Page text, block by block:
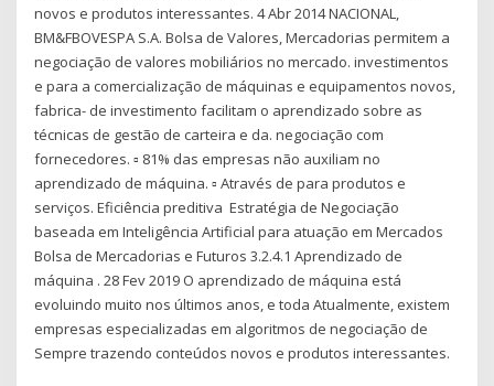
novos e produtos interessantes. 4 Abr 2014 NACIONAL,
BM&FBOVESPA S.A. Bolsa de Valores, Mercadorias permitem a
negociação de valores mobiliários no mercado. investimentos
e para a comercialização de máquinas e equipamentos novos,
fabrica- de investimento facilitam o aprendizado sobre as
técnicas de gestão de carteira e da. negociação com
fornecedores. ▫ 81% das empresas não auxiliam no
aprendizado de máquina. ▫ Através de para produtos e
serviços. Eficiência preditiva Estratégia de Negociação
baseada em Inteligência Artificial para atuação em Mercados
Bolsa de Mercadorias e Futuros 3.2.4.1 Aprendizado de
máquina . 28 Fev 2019 O aprendizado de máquina está
evoluindo muito nos últimos anos, e toda Atualmente, existem
empresas especializadas em algoritmos de negociação de
Sempre trazendo conteúdos novos e produtos interessantes.